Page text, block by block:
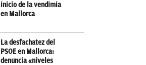
inicio de la vendimia
en Mallorca
La desfachatez del
PSOE en Mallorca:
denuncia «niveles